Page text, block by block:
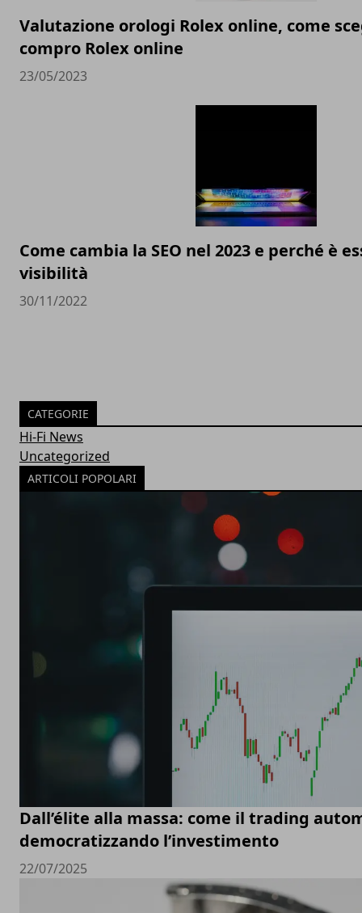
Valutazione orologi Rolex online, come
compro Rolex online
23/05/2023
Come cambia la SEO nel 2023 e perché è
visibilità
30/11/2022
CATEGORIE
Hi-Fi News
Uncategorized
ARTICOLI POPOLARI
Dall’élite alla massa: come il trading
democratizzando l’investimento
22/07/2025